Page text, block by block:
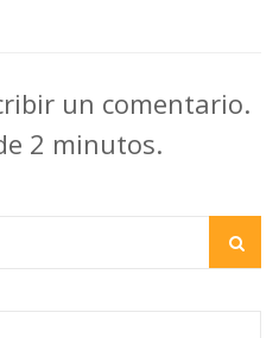
un comentario.
2 minutos.